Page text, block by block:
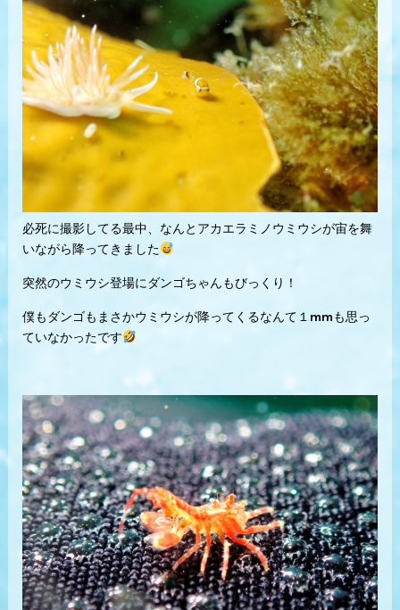
必死に撮影してる最中、なんとアカエラミノウミウシが宙を舞
いながら降ってきました
突然のウミウシ登場にダンゴちゃんもびっくり！
僕もダンゴもまさかウミウシが降ってくるなんて１mmも思っ
ていなかったです